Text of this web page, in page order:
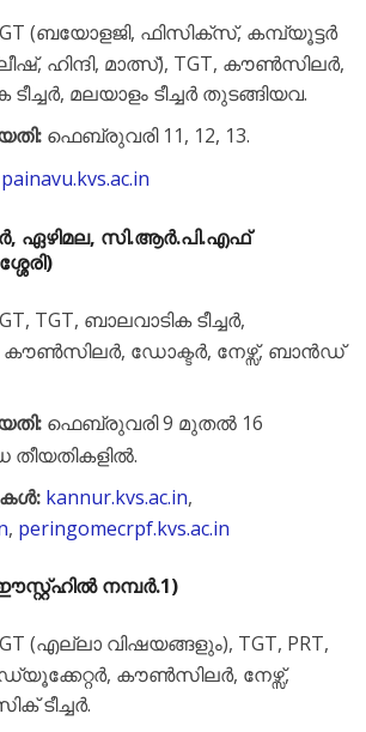
(ബയോളജി, ഫിസിക്സ്, കമ്പ്യൂട്ടർ
ഹിന്ദി, മാത്സ്), TGT, കൗൺസിലർ,
ടീച്ചർ, മലയാളം ടീച്ചർ തുടങ്ങിയവ.
ഫെബ്രുവരി 11, 12, 13.
painavu.kvs.ac.in
ഏഴിമല, സി.ആർ.പി.എഫ്
TGT, ബാലവാടിക ടീച്ചർ,
കൗൺസിലർ, ഡോക്ടർ, നേഴ്സ്, ബാൻഡ്
ഫെബ്രുവരി 9 മുതൽ 16
തീയതികളിൽ.
kannur.kvs.ac.in,
, peringomecrpf.kvs.ac.in
നമ്പർ.1)
(എല്ലാ വിഷയങ്ങളും), TGT, PRT,
കൗൺസിലർ, നേഴ്സ്,
ടീച്ചർ.